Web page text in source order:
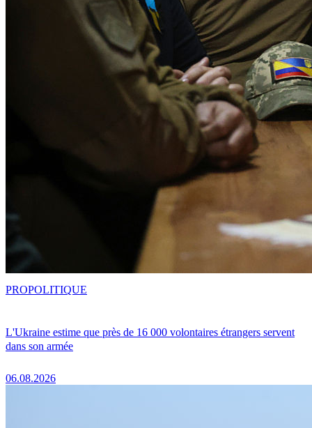
L'Ukraine estime que près de 16 000 volontaires étrangers servent
dans son armée
06.08.2026
PROPOLITIQUE